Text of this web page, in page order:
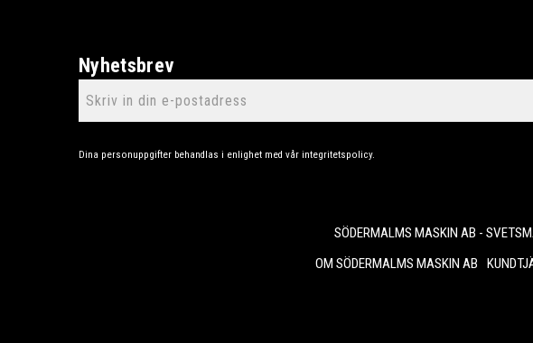
Nyhetsbrev
Dina personuppgifter behandlas i enlighet med vår integritetspolicy.
SÖDERMALMS MASKIN AB -
OM SÖDERMALMS MASKIN AB